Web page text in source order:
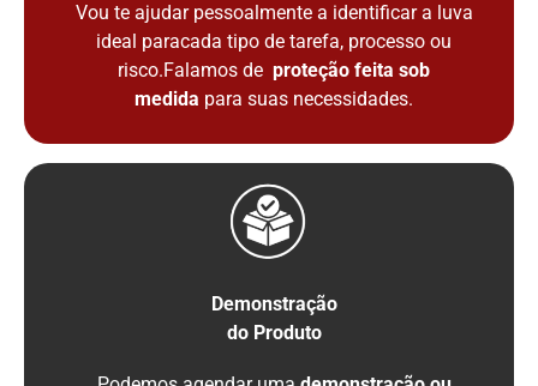
Vou te ajudar pessoalmente a identificar a luva
ideal paracada tipo de tarefa, processo ou
risco.Falamos de proteção feita sob
medida para suas necessidades.
Demonstração
do Produto